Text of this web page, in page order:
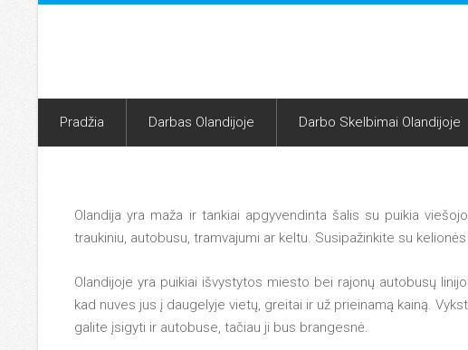
Pradžia Darbas Olandijoje Darbo Skelbimai Olandijoje
Olandija yra maža ir tankiai apgyvendinta šalis su puikia
traukiniu, autobusu, tramvajumi ar keltu. Susipažinkite su
Olandijoje yra puikiai išvystytos miesto bei rajonų autobusų
kad nuves jus į daugelyje vietų, greitai ir už prieinamą kainą.
galite įsigyti ir autobuse, tačiau ji bus brangesnė.